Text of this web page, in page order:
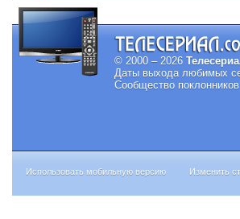
© 2000 – 2026
Даты выхода любимых
Сообщество
Использовать мобильную версию Изменить